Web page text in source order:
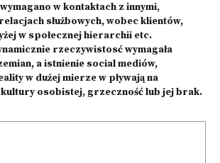
w kontaktach z innymi,
służbowych, wobec klientów,
w społecznej hierarchii etc.
rzeczywistosć wymagała
a istnienie social mediów,
w dużej mierze w pływają na
kultury osobistej, grzeczność lub jej brak.